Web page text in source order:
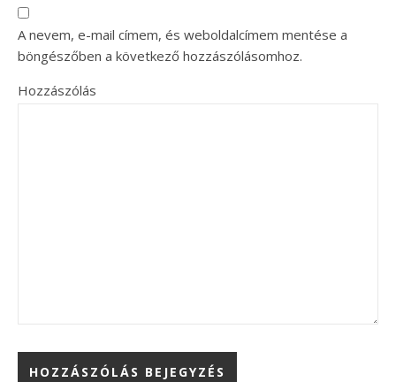
A nevem, e-mail címem, és weboldalcímem mentése a
böngészőben a következő hozzászólásomhoz.
Hozzászólás